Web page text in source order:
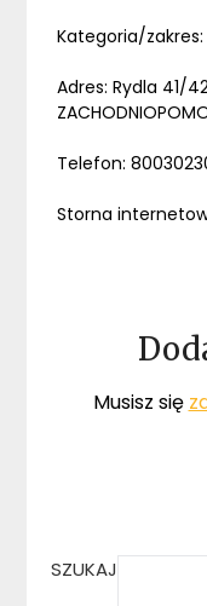
Kategoria/zakres:
Adres: Rydla 41/
Telefon:
Storna
Musisz się
SZUKAJ